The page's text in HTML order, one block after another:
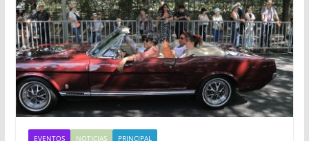
EVENTOS NOTICIAS PRINCIPAL